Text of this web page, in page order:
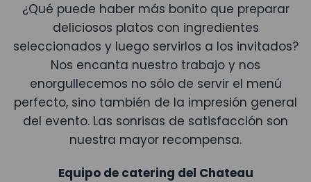
¿Qué puede haber más bonito que preparar
deliciosos platos con ingredientes
seleccionados y luego servirlos a los invitados?
Nos encanta nuestro trabajo y nos
enorgullecemos no sólo de servir el menú
perfecto, sino también de la impresión general
del evento. Las sonrisas de satisfacción son
nuestra mayor recompensa.
Equipo de catering del Chateau